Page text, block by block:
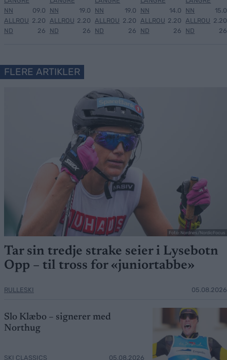
NN
ALLROU
ND
09.0
2.20
26
NN
ALLROU
ND
19.0
2.20
26
NN
ALLROU
ND
19.0
2.20
26
NN
ALLROU
ND
14.0
2.20
26
NN
ALLROU
ND
15.0
2.20
26
FLERE ARTIKLER
Foto: Nordnes/NordicFocus
Tar sin tredje strake seier i Lysebotn
Opp – til tross for «juniortabbe»
RULLESKI 05.08.2026
Slo Klæbo – signerer med
Northug
SKI CLASSICS 05.08.2026